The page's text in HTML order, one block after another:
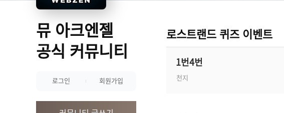
뮤 아크엔젤
공식 커뮤니티
로그인 회원가입
로스트랜드 퀴즈 이벤트
1번4번
천지